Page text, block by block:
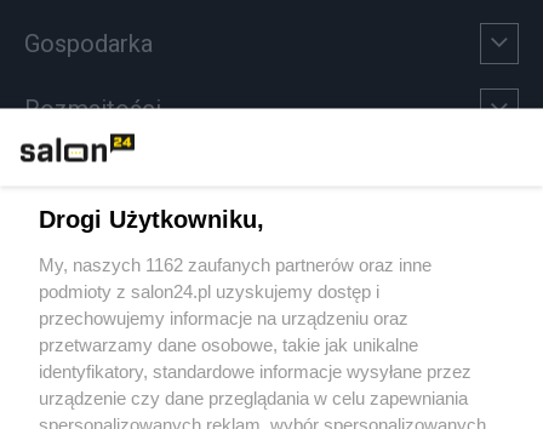
Gospodarka
Rozmaitości
Sport
Społeczeństwo
Kultura
Drogi Użytkowniku,
My, naszych 1162 zaufanych partnerów oraz inne
podmioty z salon24.pl uzyskujemy dostęp i
przechowujemy informacje na urządzeniu oraz
przetwarzamy dane osobowe, takie jak unikalne
identyfikatory, standardowe informacje wysyłane przez
urządzenie czy dane przeglądania w celu zapewniania
spersonalizowanych reklam, wybór spersonalizowanych